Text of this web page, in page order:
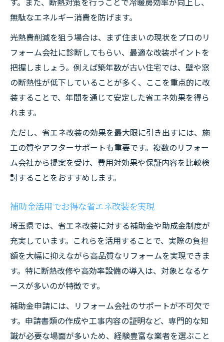
無駄なエネルギー消費を防げます。
光熱費削減を狙う場合は、まず住まいの現状をプロのリ
フォーム会社に診断してもらい、最適な改装ポイントを
把握しましょう。例えば築年数が古い住宅では、壁や窓
の断熱性が低下していることが多く、ここを重点的に改
装することで、年間を通じて安定した省エネ効果を得ら
れます。
ただし、省エネ改装の効果を最大限に引き出すには、施
工の質やアフターサポートも重要です。複数のリフォー
ム会社から提案を受け、費用対効果や保証内容を比較検
討することをおすすめします。
補助金活用でお得な省エネ改装を実現
埼玉県では、省エネ改装に対する補助金や助成金制度が
充実しています。これらを活用することで、実際の負担
額を大幅に抑えながら高品質なリフォームを実現できま
す。特に断熱改修や高効率設備の導入は、対象となるケ
ースが多いのが特徴です。
補助金申請には、リフォーム会社のサポートが不可欠で
す。申請書類の作成や工事内容の証明など、専門的な知
識が必要な場面が多いため、経験豊富な業者を選ぶこと